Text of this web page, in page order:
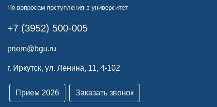
По вопросам поступления в университет
+7 (3952) 500-005
priem@bgu.ru
г. Иркутск, ул. Ленина, 11, 4-102
Прием 2026 Заказать звонок